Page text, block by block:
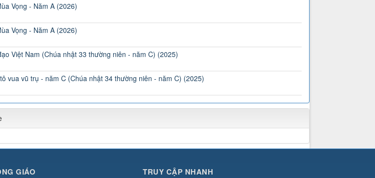
Vọng - Năm A (2026)
Vọng - Năm A (2026)
Việt Nam (Chúa nhật 33 thường niên - năm C) (2025)
vua vũ trụ - năm C (Chúa nhật 34 thường niên - năm C) (2025)
GIÁO TRUY CẬP NHANH